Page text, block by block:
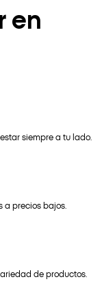
en
siempre a tu lado.
a precios bajos.
de productos.